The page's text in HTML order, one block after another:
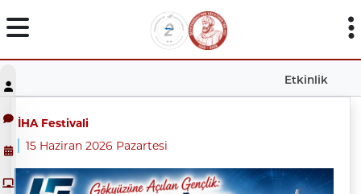
Etkinlik
İHA Festivali
15 Haziran 2026 Pazartesi